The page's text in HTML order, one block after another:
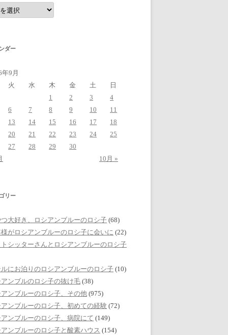
ダー
9月
火
水 木 金 土
日
1
2 3
4
6
7 8 9 10
11
13
14 15 16 17
18
20
21 22 23 24
25
27
28 29
30
10月 »
リー
大好き、ロシアンブルーのロシ子 (68)
がロシアンブルーのロシ子に会いに (22)
シッターさんとロシアンブルーのロシ子
にお泊りのロシアンブルーのロシ子 (10)
ンブルのロシ子の抜け毛 (38)
ンブルーのロシ子、その他 (975)
ンブルーのロシ子、初めての経験 (72)
ンブルーのロシ子、病院にて (149)
ンブルーのロシ子と酸素ハウス (154)